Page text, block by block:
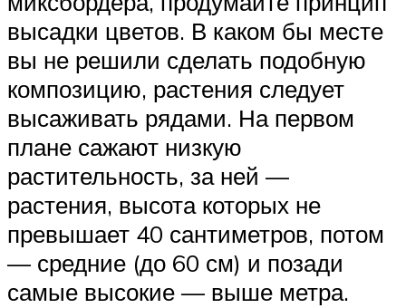
высадки цветов. В каком бы месте
вы не решили сделать подобную
композицию, растения следует
высаживать рядами. На первом
плане сажают низкую
растительность, за ней —
растения, высота которых не
превышает 40 сантиметров, потом
— средние (до 60 см) и позади
самые высокие — выше метра.